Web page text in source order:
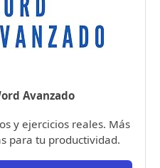
Avanzado
y ejercicios reales. Más
para tu productividad.